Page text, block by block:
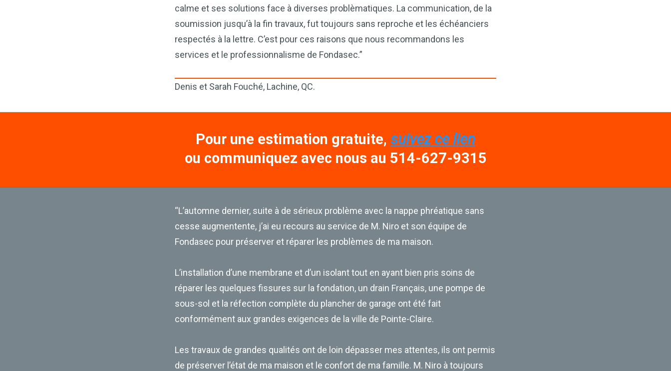
calme et ses solutions face à diverses problèmatiques. La communication, de la
soumission jusqu’à la fin travaux, fut toujours sans reproche et les échéanciers
respectés à la lettre. C’est pour ces raisons que nous recommandons les
services et le professionnalisme de Fondasec.”
Denis et Sarah Fouché, Lachine, QC.
Pour une estimation gratuite, suivez ce lien
ou communiquez avec nous au 514-627-9315
“L’automne dernier, suite à de sérieux problème avec la nappe phréatique sans
cesse augmentente, j’ai eu recours au service de M. Niro et son équipe de
Fondasec pour préserver et réparer les problèmes de ma maison.
L’installation d’une membrane et d’un isolant tout en ayant bien pris soins de
réparer les quelques fissures sur la fondation, un drain Français, une pompe de
sous-sol et la réfection complète du plancher de garage ont été fait
conformément aux grandes exigences de la ville de Pointe-Claire.
Les travaux de grandes qualités ont de loin dépasser mes attentes, ils ont permis
de préserver l’état de ma maison et le confort de ma famille. M. Niro à toujours